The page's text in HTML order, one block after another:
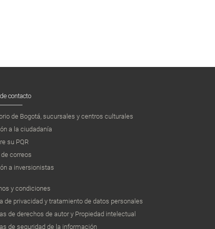
contacto
de Bogotá, sucursales y centros culturales
a la ciudadanía
su PQR
correos
a inversionistas
y condiciones
de privacidad y tratamiento de datos personales
de derechos de autor y Propiedad intelectual
de seguridad de la información